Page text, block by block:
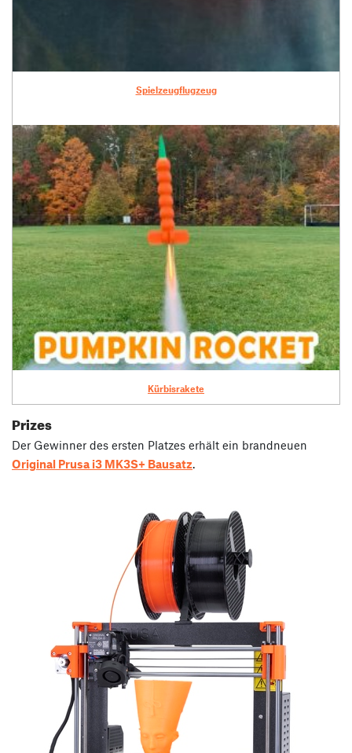
Spielzeugflugzeug
Kürbisrakete
Prizes
Der Gewinner des ersten Platzes erhält ein brandneuen
Original Prusa i3 MK3S+ Bausatz.